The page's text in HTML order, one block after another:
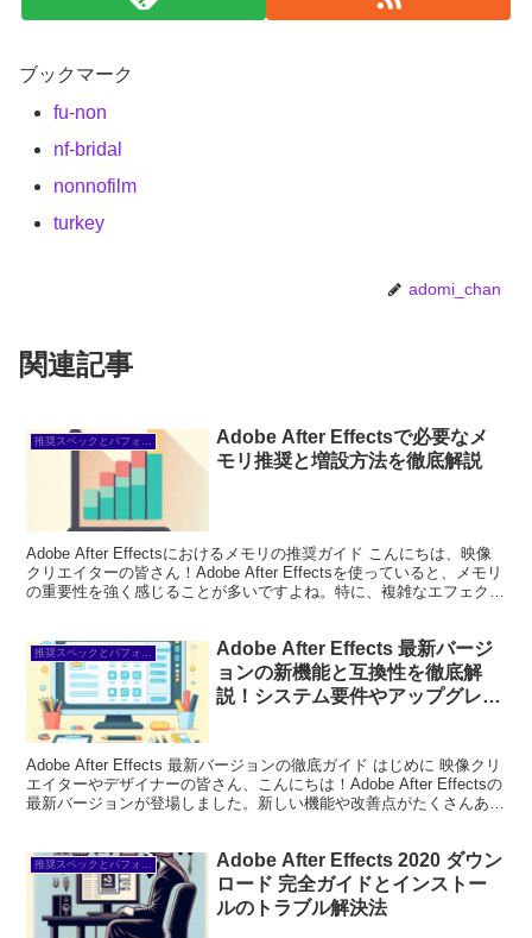
ブックマーク
fu-non
nf-bridal
nonnofilm
turkey
adomi_chan
関連記事
Adobe After Effectsで必要なメ
モリ推奨と増設方法を徹底解説
Adobe After Effectsにおけるメモリの推奨ガイド こんにちは、映像
クリエイターの皆さん！Adobe After Effectsを使っていると、メモリ
の重要性を強く感じることが多いですよね。特に、複雑なエフェクト
Adobe After Effects 最新バージ
ョンの新機能と互換性を徹底解
説！システム要件やアップグレー
Adobe After Effects 最新バージョンの徹底ガイド はじめに 映像クリ
エイターやデザイナーの皆さん、こんにちは！Adobe After Effectsの
最新バージョンが登場しました。新しい機能や改善点がたくさんあ
Adobe After Effects 2020 ダウン
ロード 完全ガイドとインストー
ルのトラブル解決法